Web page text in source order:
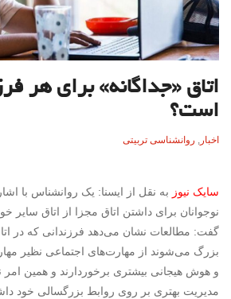
اتاق «جداگانه» برای هر
است؟
اخبار , روانشناسی تربیتی
سایک نیوز به نقل از ایسنا: یک روانشناس با
نوجوانان برای داشتن اتاق مجزا از اتاق سایر
گفت: مطالعات نشان می‌دهد فرزندانی که در
بزرگ می‌شوند از مهارت‌های اجتماعی نظیر
و هوش هیجانی بیشتری برخوردارند و همین
مدیریت بهتری بر روی روابط بزرگسالی خود